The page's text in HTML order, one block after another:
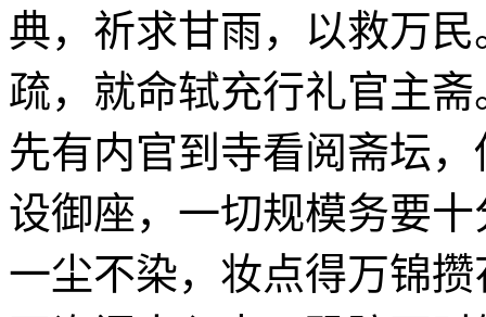
典，祈求甘雨，以救万
疏，就命轼充行礼官主
先有内官到寺看阅斋坛
设御座，一切规模务要
一尘不染，妆点得万锦